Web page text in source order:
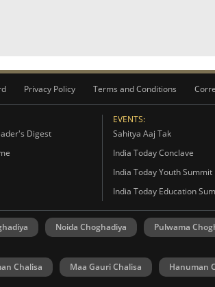
Privacy Policy Terms and Conditions
Digest
EVENTS:
Sahitya Aaj Tak
India Today Conclave
India Today Youth Summit
India Today Education
Noida Choghadiya Pulwama
Chalisa Maa Gauri Chalisa Hanuman